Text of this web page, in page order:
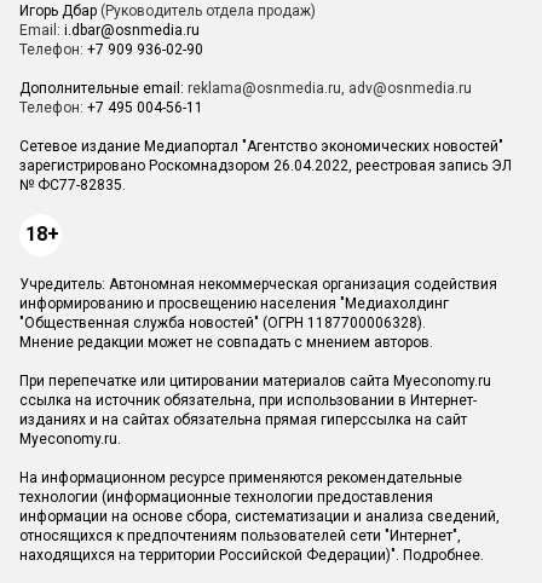
Игорь Дбар (Руководитель отдела продаж)
Email: i.dbar@osnmedia.ru
Телефон: +7 909 936-02-90
Дополнительные email: reklama@osnmedia.ru, adv@osnmedia.ru
Телефон: +7 495 004-56-11
Сетевое издание Медиапортал "Агентство экономических новостей"
зарегистрировано Роскомнадзором 26.04.2022, реестровая запись ЭЛ
№ ФС77-82835.
18+
Учредитель: Автономная некоммерческая организация содействия
информированию и просвещению населения "Медиахолдинг
"Общественная служба новостей" (ОГРН 1187700006328).
Мнение редакции может не совпадать с мнением авторов.
При перепечатке или цитировании материалов сайта Myeconomy.ru
ссылка на источник обязательна, при использовании в Интернет-
изданиях и на сайтах обязательна прямая гиперссылка на сайт
Myeconomy.ru.
На информационном ресурсе применяются рекомендательные
технологии (информационные технологии предоставления
информации на основе сбора, систематизации и анализа сведений,
относящихся к предпочтениям пользователей сети "Интернет",
находящихся на территории Российской Федерации)". Подробнее.